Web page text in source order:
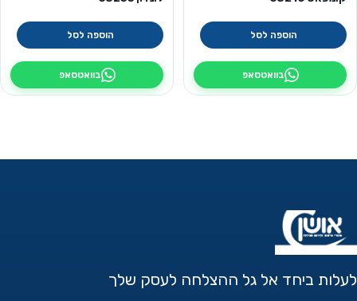
הוספה לסל
בוואטסאפ
הוספה לסל
בוואטסאפ
לעלות ביחד אל גל ההצלחה לעסק שלך